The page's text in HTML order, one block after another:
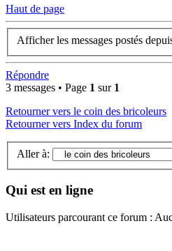
Haut de page
Afficher les messages postés
Répondre
3 messages • Page 1 sur 1
Retourner vers le coin des bricoleurs
Retourner vers Index du forum
Aller à:
Qui est en ligne
Utilisateurs parcourant ce forum :